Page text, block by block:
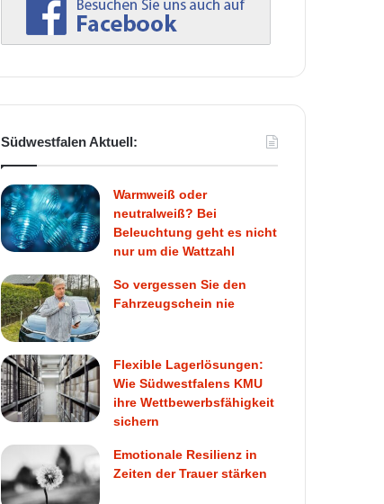
Südwestfalen Aktuell:
Warmweiß oder
neutralweiß? Bei
Beleuchtung geht es nicht
nur um die Wattzahl
So vergessen Sie den
Fahrzeugschein nie
Flexible Lagerlösungen:
Wie Südwestfalens KMU
ihre Wettbewerbsfähigkeit
sichern
Emotionale Resilienz in
Zeiten der Trauer stärken